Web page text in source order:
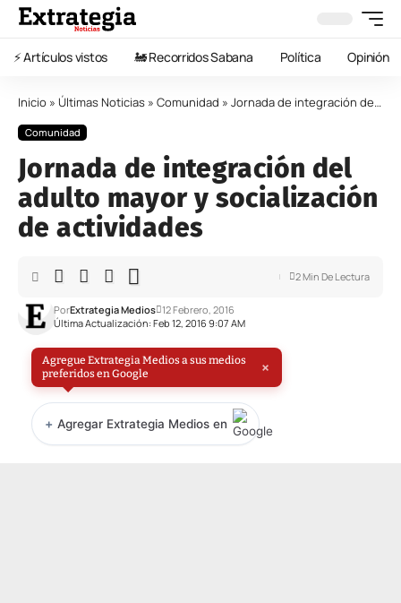
⚡️ Artículos vistos 🚂 Recorridos Sabana Política Opinión
Inicio » Últimas Noticias » Comunidad » Jornada de integración del adulto mayor y socialización de actividades
Comunidad
Jornada de integración del
adulto mayor y socialización
de actividades
Última Actualización: Feb 12, 2016 9:07 AM
PorExtrategia Medios 12 Febrero, 2016
2 Min De Lectura
Agregue Extrategia Medios a sus medios
preferidos en Google
×
+ Agregar Extrategia Medios en